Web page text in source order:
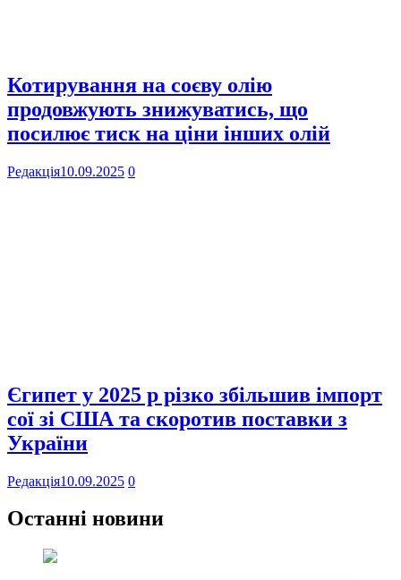
Котирування на соєву олію
продовжують знижуватись, що
посилює тиск на ціни інших олій
Редакція10.09.2025 0
Єгипет у 2025 р різко збільшив імпорт
сої зі США та скоротив поставки з
України
Редакція10.09.2025 0
Останні новини